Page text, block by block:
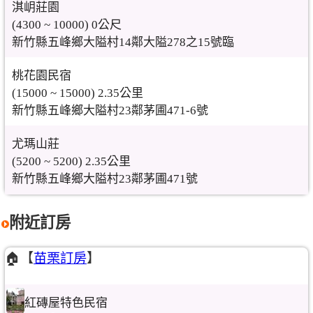
淇岄莊園
(4300 ~ 10000) 0公尺
新竹縣五峰鄉大隘村14鄰大隘278之15號臨
桃花園民宿
(15000 ~ 15000) 2.35公里
新竹縣五峰鄉大隘村23鄰茅圃471-6號
尤瑪山莊
(5200 ~ 5200) 2.35公里
新竹縣五峰鄉大隘村23鄰茅圃471號
附近訂房
🏠【苗栗訂房】
紅磚屋特色民宿